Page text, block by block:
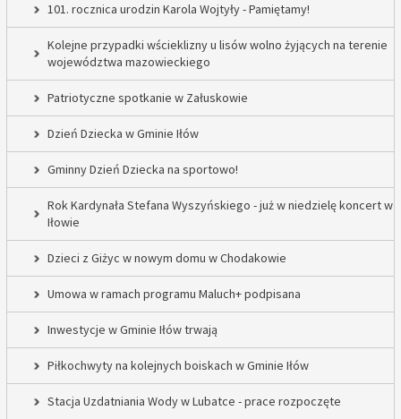
101. rocznica urodzin Karola Wojtyły - Pamiętamy!
Kolejne przypadki wścieklizny u lisów wolno żyjących na terenie
województwa mazowieckiego
Patriotyczne spotkanie w Załuskowie
Dzień Dziecka w Gminie Iłów
Gminny Dzień Dziecka na sportowo!
Rok Kardynała Stefana Wyszyńskiego - już w niedzielę koncert w
Iłowie
Dzieci z Giżyc w nowym domu w Chodakowie
Umowa w ramach programu Maluch+ podpisana
Inwestycje w Gminie Iłów trwają
Piłkochwyty na kolejnych boiskach w Gminie Iłów
Stacja Uzdatniania Wody w Lubatce - prace rozpoczęte